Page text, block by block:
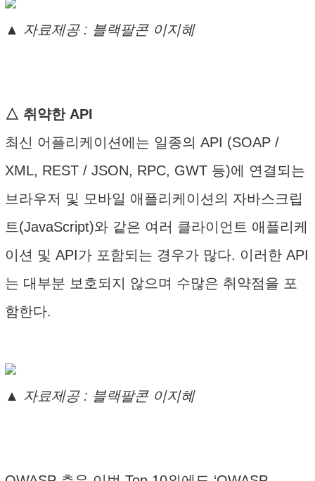
▲ 자료제공 : 블랙팔콘 이지혜
△ 취약한 API
최신 어플리케이션에는 일종의 API (SOAP /
XML, REST / JSON, RPC, GWT 등)에 연결되는
브라우저 및 모바일 애플리케이션의 자바스크립
트(JavaScript)와 같은 여러 클라이언트 애플리케
이션 및 API가 포함되는 경우가 많다. 이러한 API
는 대부분 보호되지 않으며 수많은 취약점을 포
함한다.
▲ 자료제공 : 블랙팔콘 이지혜